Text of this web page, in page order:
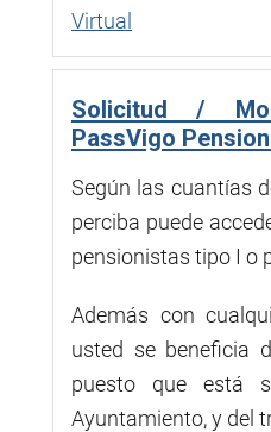
Virtual
Solicitud /
PassVigo
Según las cuantías
perciba puede
pensionistas tipo I o
Además con
usted se beneficia
puesto que está
Ayuntamiento, y del